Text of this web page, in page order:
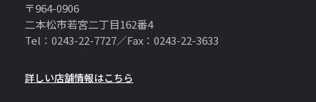
〒964-0906
二本松市若宮二丁目162番4
Tel：0243-22-7727／Fax：0243-22-3633
詳しい店舗情報はこちら